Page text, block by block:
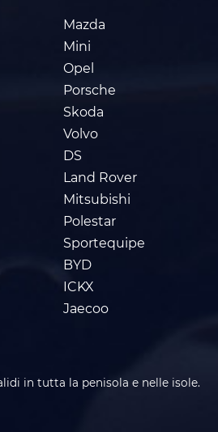
Mazda
Mini
Opel
Porsche
Skoda
Volvo
DS
Land Rover
Mitsubishi
Polestar
Sportequipe
BYD
ICKX
Jaecoo
in tutta la penisola e nelle isole.